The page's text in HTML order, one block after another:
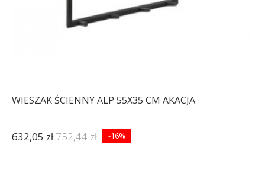
WIESZAK ŚCIENNY ALP 55X35 CM AKACJA
632,05 zł752,44 zł -16%